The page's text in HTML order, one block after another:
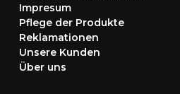
Impresum
Pflege der Produkte
Reklamationen
Unsere Kunden
Über uns